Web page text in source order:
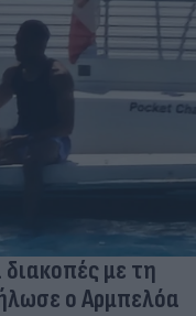
με τη
ο Αρμπελόα